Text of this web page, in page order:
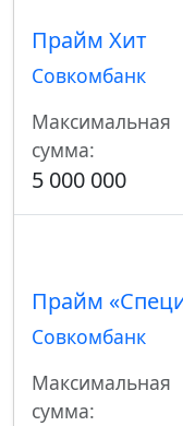
Прайм Хит
Совкомбанк
Максимальная
сумма:
5 000 000
Прайм
Совкомбанк
Максимальная
сумма: